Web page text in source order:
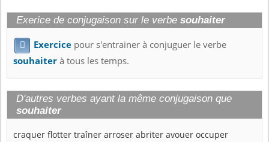
Exerice de conjugaison sur le verbe souhaiter
 Exercice pour s'entrainer à conjuguer le verbe
souhaiterà tous les temps.
D'autres verbes ayant la même conjugaison que
souhaiter
craquer flotter traîner arroser abriter avouer occuper